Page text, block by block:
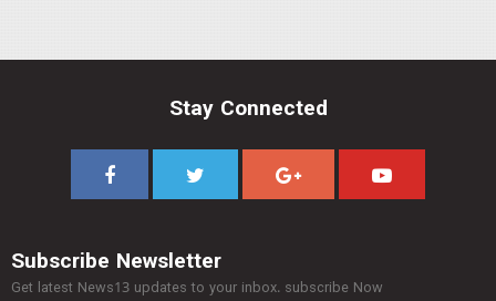
Stay Connected
Subscribe Newsletter
Get latest News13 updates to your inbox. subscribe Now